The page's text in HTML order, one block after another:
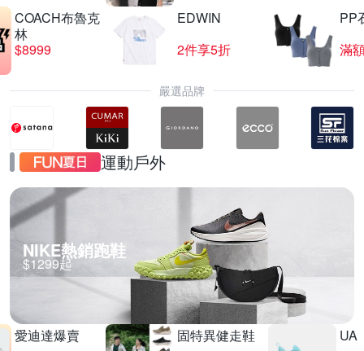
COACH布魯克
林
$8999
EDWIN
2件享5折
PP
滿
嚴選品牌
運動戶外
NIKE熱銷跑鞋
$1299起
愛迪達爆賣
固特異健走鞋
UA